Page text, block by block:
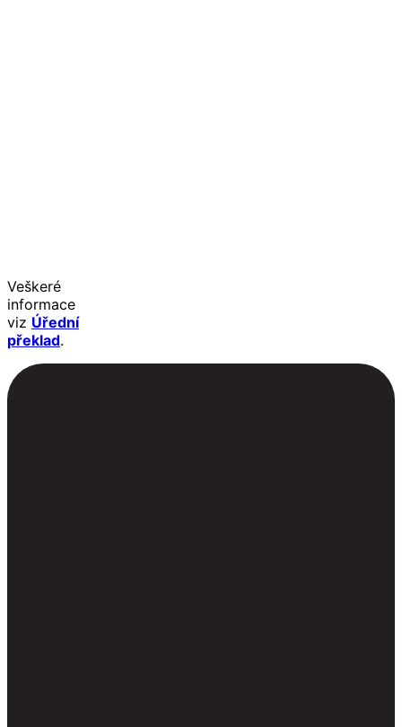
Veškeré
informace
viz Úřední
překlad.